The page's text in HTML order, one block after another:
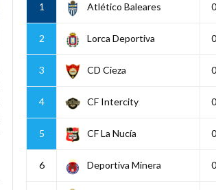
1 Atlético Baleares 0
2 Lorca Deportiva 0
3 CD Cieza 0
4 CF Intercity 0
5 CF La Nucía 0
6 Deportiva Minera 0